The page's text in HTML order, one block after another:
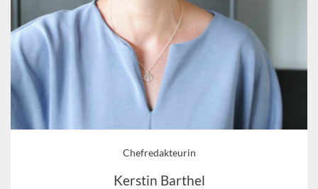
Chefredakteurin
Kerstin Barthel